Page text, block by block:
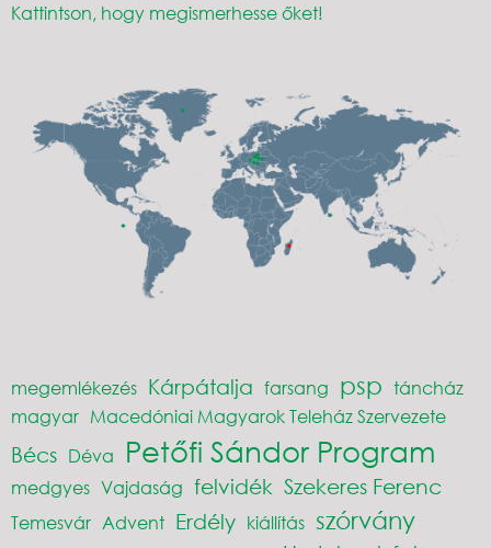
Kattintson, hogy megismerhesse őket!
megemlékezés Kárpátalja farsang psp táncház
magyar Macedóniai Magyarok Teleház Szervezete
Bécs Déva Petőfi Sándor Program
medgyes Vajdaság felvidék Szekeres Ferenc
Temesvár Advent Erdély kiállítás szórvány